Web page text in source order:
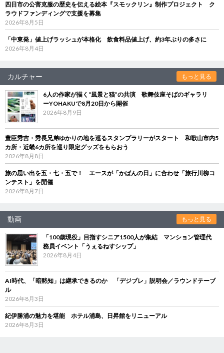
四日市の公害克服の歴史を伝える絵本『スモックリン』制作プロジェクト ク
ラウドファンディングで支援を募集
2026年8月5日
「中東発」値上げラッシュが本格化 飲食料品値上げ、約3年ぶりの多さに
2026年8月4日
カルチャー もっと見る
6人の作家が描く“風景と猫”の共演 歌舞伎座そばのギャラリ
ーYOHAKUで8月20日から開催
2026年8月9日
豊臣秀吉・秀長兄弟ゆかりの地を巡るスタンプラリーがスタート 和歌山市内5
カ所・近畿6カ所を巡り限定グッズをもらおう
2026年8月8日
旅の思い出を五・七・五で！ エースが「かばんの日」に合わせ「旅行川柳コ
ンテスト」を開催
2026年8月7日
動画 もっと見る
「100歳現役」目指すシニア1500人が集結 マンション管理代
務員イベント「うぇるねすシップ」
2026年8月4日
AI時代、「暗黙知」は継承できるのか 「デジブレ」説明会／ラウンドテーブ
ル
2026年8月3日
紀伊勝浦の魅力を堪能 ホテル浦島、日昇館をリニューアル
2026年8月3日